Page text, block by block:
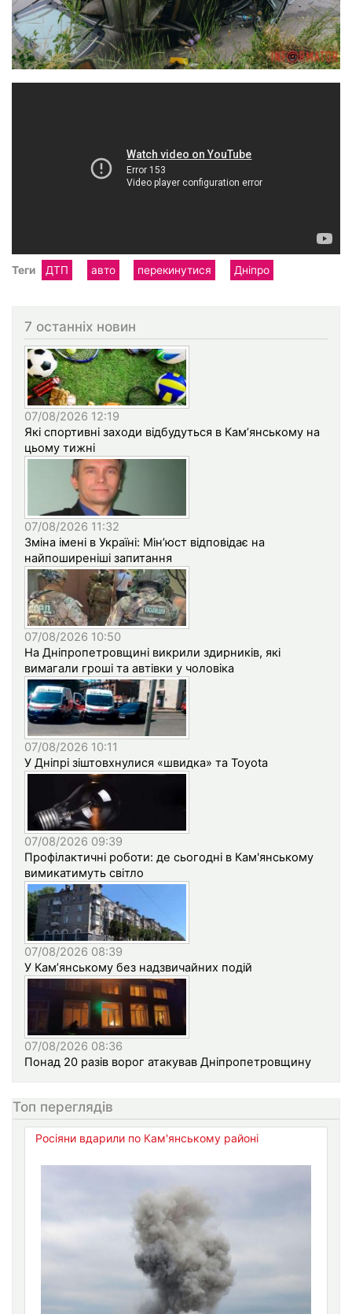
Теги ДТП авто перекинутися Дніпро
7 останніх новин
07/08/2026 12:19
Які спортивні заходи відбудуться в Кам’янському на
цьому тижні
07/08/2026 11:32
Зміна імені в Україні: Мін’юст відповідає на
найпоширеніші запитання
07/08/2026 10:50
На Дніпропетровщині викрили здирників, які
вимагали гроші та автівки у чоловіка
07/08/2026 10:11
У Дніпрі зіштовхнулися «швидка» та Toyota
07/08/2026 09:39
Профілактичні роботи: де сьогодні в Кам'янському
вимикатимуть світло
07/08/2026 08:39
У Кам’янському без надзвичайних подій
07/08/2026 08:36
Понад 20 разів ворог атакував Дніпропетровщину
Топ переглядів
Росіяни вдарили по Кам'янському районі